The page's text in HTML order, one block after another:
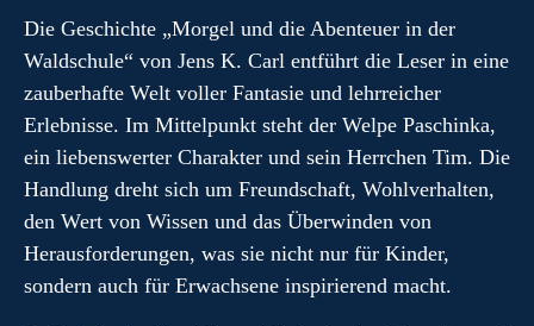
Die Geschichte „Morgel und die Abenteuer in der
Waldschule“ von Jens K. Carl entführt die Leser in eine
zauberhafte Welt voller Fantasie und lehrreicher
Erlebnisse. Im Mittelpunkt steht der Welpe Paschinka,
ein liebenswerter Charakter und sein Herrchen Tim. Die
Handlung dreht sich um Freundschaft, Wohlverhalten,
den Wert von Wissen und das Überwinden von
Herausforderungen, was sie nicht nur für Kinder,
sondern auch für Erwachsene inspirierend macht.